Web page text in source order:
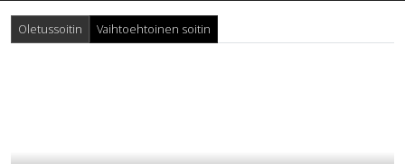
Oletussoitin Vaihtoehtoinen soitin